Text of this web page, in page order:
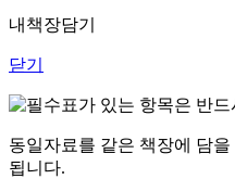
내책장담기
닫기
표가 있는 항목은 반
동일자료를 같은 책장에 담
됩니다.